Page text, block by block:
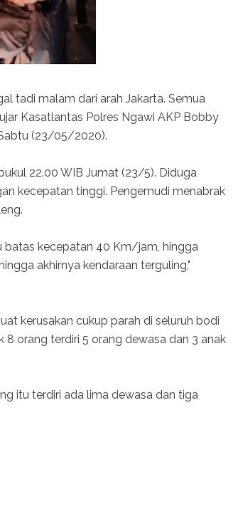
tadi malam dari arah Jakarta. Semua
Kasatlantas Polres Ngawi AKP Bobby
(23/05/2020).
22.00 WIB Jumat (23/5). Diduga
kecepatan tinggi. Pengemudi menabrak
batas kecepatan 40 Km/jam, hingga
akhirnya kendaraan terguling,"
kerusakan cukup parah di seluruh bodi
orang terdiri 5 orang dewasa dan 3 anak
itu terdiri ada lima dewasa dan tiga